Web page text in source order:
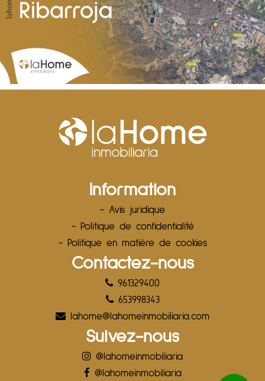
Information
- Avis juridique
- Politique de confidentialité
- Politique en matière de cookies
Contactez-nous
961329400
653998343
lahome@lahomeinmobiliaria.com
Suivez-nous
@lahomeinmobiliaria
@lahomeinmobiliaria